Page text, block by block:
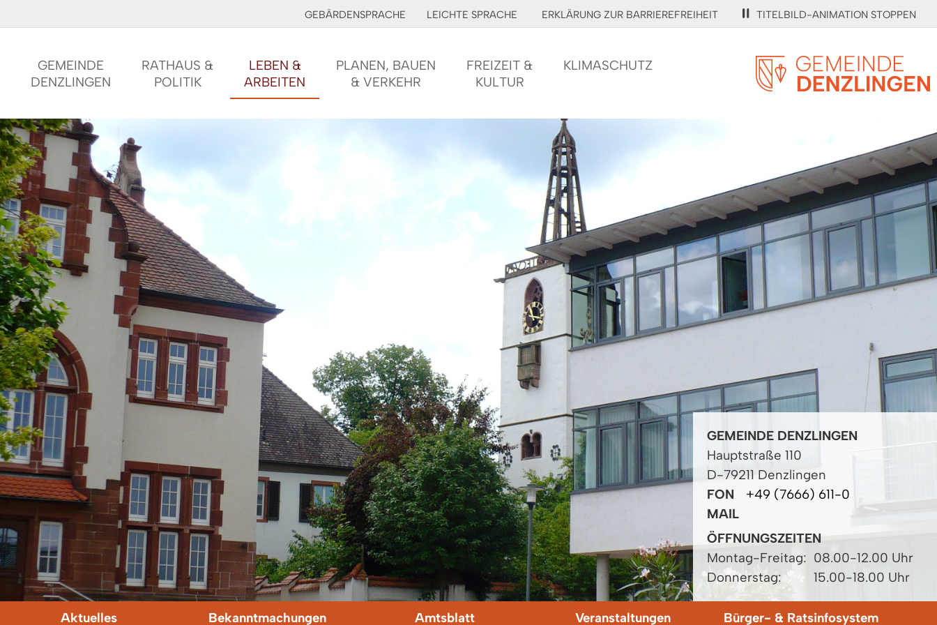
GEBÄRDENSPRACHE LEICHTE SPRACHE ERKLÄRUNG ZUR BARRIEREFREIHEIT TITELBILD-ANIMATION STOPPEN
GEMEINDE
DENZLINGEN
RATHAUS &
POLITIK
LEBEN &
ARBEITEN
PLANEN, BAUEN
& VERKEHR
FREIZEIT &
KULTUR
KLIMASCHUTZ
GEMEINDE DENZLINGEN
Hauptstraße 110
D-79211 Denzlingen
FON
+49 (7666) 611-0
MAIL
ÖFFNUNGSZEITEN
Montag-Freitag: 08.00-12.00 Uhr
Donnerstag:
15.00-18.00 Uhr
Aktuelles Bekanntmachungen Amtsblatt Veranstaltungen Bürger- & Ratsinfosystem